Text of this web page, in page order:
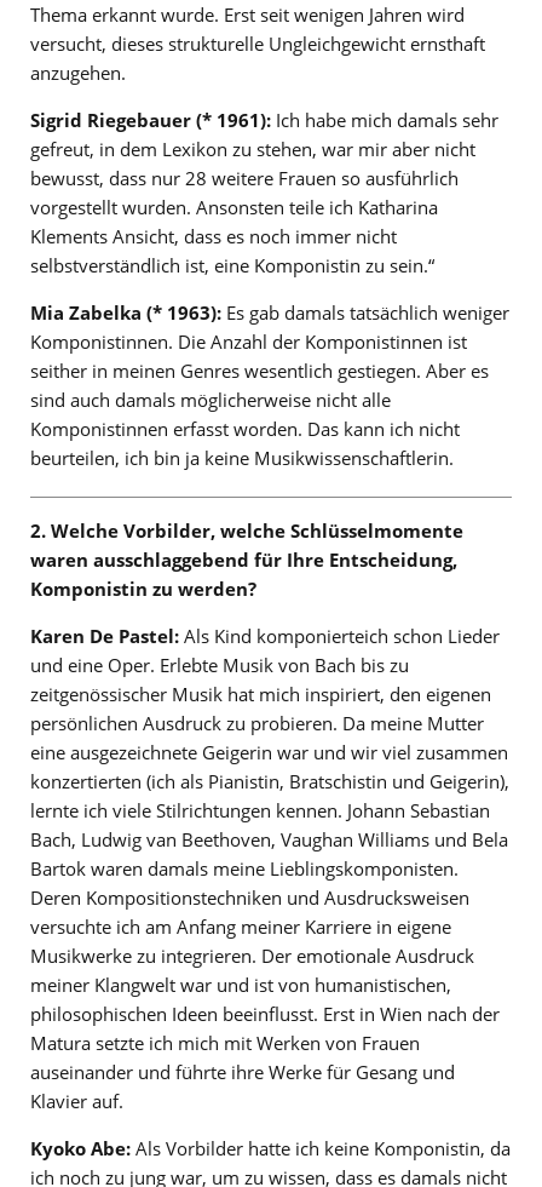
Thema erkannt wurde. Erst seit wenigen Jahren wird
versucht, dieses strukturelle Ungleichgewicht ernsthaft
anzugehen.
Sigrid Riegebauer (* 1961): Ich habe mich damals sehr
gefreut, in dem Lexikon zu stehen, war mir aber nicht
bewusst, dass nur 28 weitere Frauen so ausführlich
vorgestellt wurden. Ansonsten teile ich Katharina
Klements Ansicht, dass es noch immer nicht
selbstverständlich ist, eine Komponistin zu sein.“
Mia Zabelka (* 1963): Es gab damals tatsächlich weniger
Komponistinnen. Die Anzahl der Komponistinnen ist
seither in meinen Genres wesentlich gestiegen. Aber es
sind auch damals möglicherweise nicht alle
Komponistinnen erfasst worden. Das kann ich nicht
beurteilen, ich bin ja keine Musikwissenschaftlerin.
2. Welche Vorbilder, welche Schlüsselmomente
waren ausschlaggebend für Ihre Entscheidung,
Komponistin zu werden?
Karen De Pastel: Als Kind komponierteich schon Lieder
und eine Oper. Erlebte Musik von Bach bis zu
zeitgenössischer Musik hat mich inspiriert, den eigenen
persönlichen Ausdruck zu probieren. Da meine Mutter
eine ausgezeichnete Geigerin war und wir viel zusammen
konzertierten (ich als Pianistin, Bratschistin und Geigerin),
lernte ich viele Stilrichtungen kennen. Johann Sebastian
Bach, Ludwig van Beethoven, Vaughan Williams und Bela
Bartok waren damals meine Lieblingskomponisten.
Deren Kompositionstechniken und Ausdrucksweisen
versuchte ich am Anfang meiner Karriere in eigene
Musikwerke zu integrieren. Der emotionale Ausdruck
meiner Klangwelt war und ist von humanistischen,
philosophischen Ideen beeinflusst. Erst in Wien nach der
Matura setzte ich mich mit Werken von Frauen
auseinander und führte ihre Werke für Gesang und
Klavier auf.
Kyoko Abe: Als Vorbilder hatte ich keine Komponistin, da
ich noch zu jung war, um zu wissen, dass es damals nicht